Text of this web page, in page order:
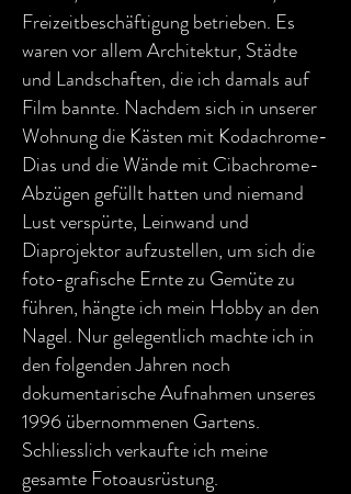
Freizeitbeschäftigung betrieben. Es
waren vor allem Architektur, Städte
und Landschaften, die ich damals auf
Film bannte. Nachdem sich in unserer
Wohnung die Kästen mit Kodachrome-
Dias und die Wände mit Cibachrome-
Abzügen gefüllt hatten und niemand
Lust verspürte, Leinwand und
Diaprojektor aufzustellen, um sich die
foto-grafische Ernte zu Gemüte zu
führen, hängte ich mein Hobby an den
Nagel. Nur gelegentlich machte ich in
den folgenden Jahren noch
dokumentarische Aufnahmen unseres
1996 übernommenen Gartens.
Schliesslich verkaufte ich meine
gesamte Fotoausrüstung.